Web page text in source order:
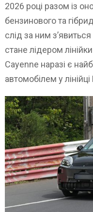
2026 році разом із
бензинового та
слід за ним
стане лідером
Cayenne наразі є
автомобілем у